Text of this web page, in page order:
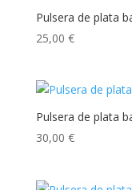
Pulsera de plata
25,00 €
Pulsera de plata
30,00 €